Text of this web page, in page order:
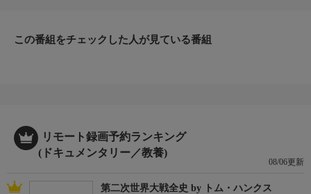
この番組をチェックした人が見ている番組
リモート録画予約ランキング
(ドキュメンタリー／教養)
08/06更新
第二次世界大戦全史 by トム・ハンクス